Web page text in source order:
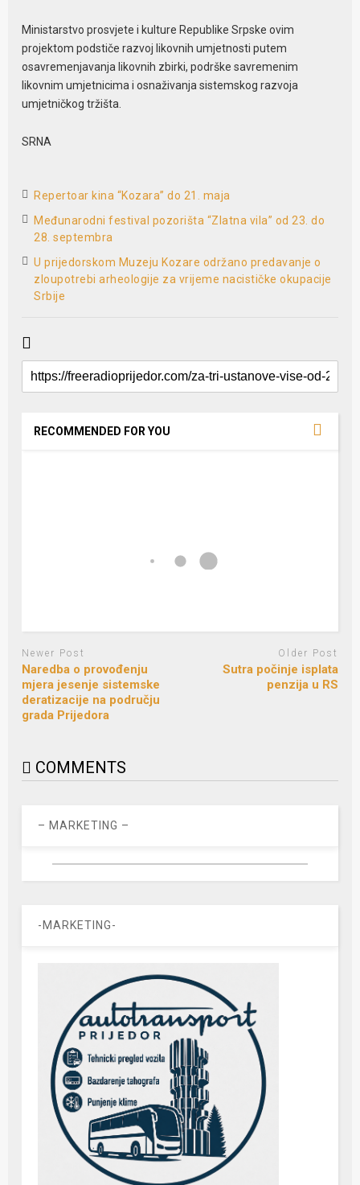
Ministarstvo prosvjete i kulture Republike Srpske ovim
projektom podstiče razvoj likovnih umjetnosti putem
osavremenjavanja likovnih zbirki, podrške savremenim
likovnim umjetnicima i osnaživanja sistemskog razvoja
umjetničkog tržišta.
SRNA
Repertoar kina “Kozara” do 21. maja
Međunarodni festival pozorišta “Zlatna vila” od 23. do
28. septembra
U prijedorskom Muzeju Kozare održano predavanje o
zloupotrebi arheologije za vrijeme nacističke okupacije
Srbije
RECOMMENDED FOR YOU
Newer Post
Naredba o provođenju
mjera jesenje sistemske
deratizacije na području
grada Prijedora
Older Post
Sutra počinje isplata
penzija u RS
COMMENTS
– MARKETING –
-MARKETING-